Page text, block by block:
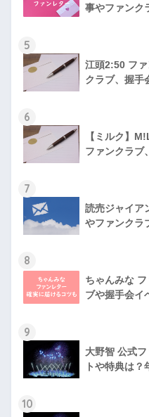
事やファンク
5
江頭2:50 フ
クラブ、握手
6
【ミルク】
ファンクラブ
7
読売ジャイア
やファンクラ
8
ちゃんみな
ブや握手会イ
9
大野智 公式
トや特典は？
10